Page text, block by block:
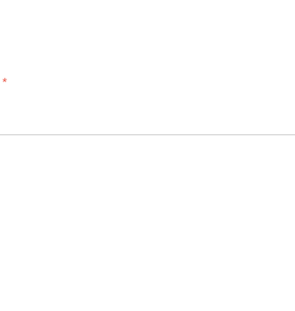
*